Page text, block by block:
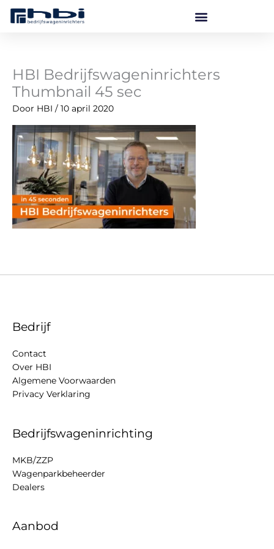
HBI Bedrijfswageninrichters
Thumbnail 45 sec
Door HBI / 10 april 2020
Bedrijf
Contact
Over HBI
Algemene Voorwaarden
Privacy Verklaring
Bedrijfswageninrichting
MKB/ZZP
Wagenparkbeheerder
Dealers
Aanbod